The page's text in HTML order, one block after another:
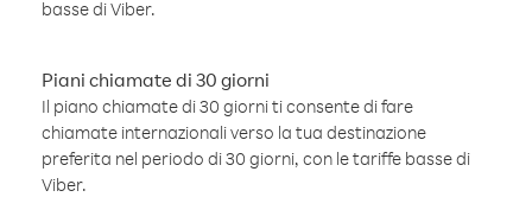
basse di Viber.
Piani chiamate di 30 giorni
Il piano chiamate di 30 giorni ti consente di fare
chiamate internazionali verso la tua destinazione
preferita nel periodo di 30 giorni, con le tariffe basse di
Viber.